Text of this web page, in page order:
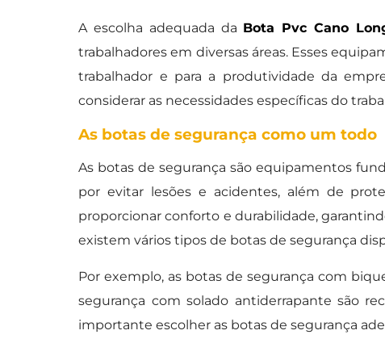
A escolha adequada da Bota Pvc Cano
trabalhadores em diversas áreas. Esses
trabalhador e para a produtividade da
considerar as necessidades específicas do
As botas de segurança como um todo
As botas de segurança são equipamentos
por evitar lesões e acidentes, além de
proporcionar conforto e durabilidade,
existem vários tipos de botas de segurança
Por exemplo, as botas de segurança com
segurança com solado antiderrapante são
importante escolher as botas de segurança